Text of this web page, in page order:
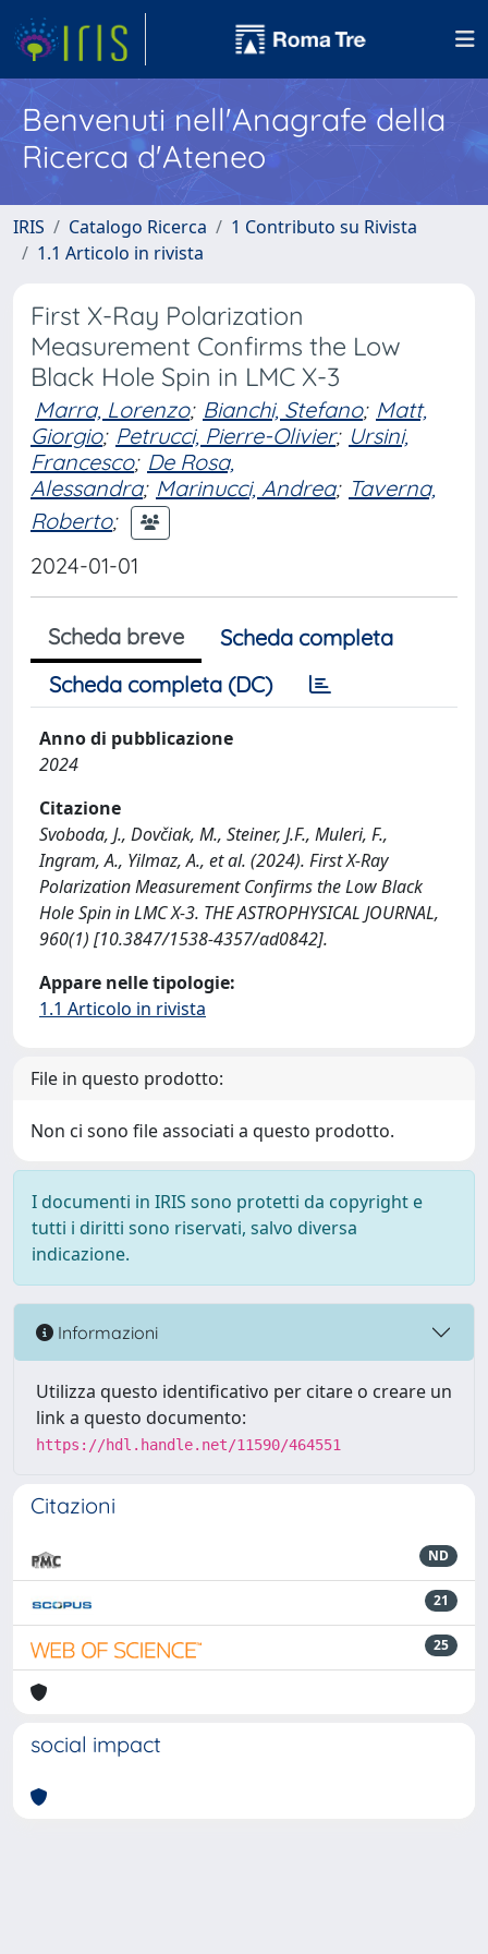
Benvenuti nell'Anagrafe della
Ricerca d'Ateneo
IRIS Catalogo Ricerca
1 Contributo su Rivista
1.1 Articolo in rivista
First X-Ray Polarization
Measurement Confirms the Low
Black Hole Spin in LMC X-3
Marra, Lorenzo; Bianchi, Stefano; Matt,
Giorgio; Petrucci, Pierre-Olivier; Ursini,
Francesco; De Rosa,
Alessandra; Marinucci, Andrea; Taverna,
Roberto;
2024-01-01
Scheda breve
Scheda completa
Scheda completa (DC)
Anno di pubblicazione
2024
Citazione
Svoboda, J., Dovčiak, M., Steiner, J.F., Muleri, F.,
Ingram, A., Yilmaz, A., et al. (2024). First X-Ray
Polarization Measurement Confirms the Low Black
Hole Spin in LMC X-3. THE ASTROPHYSICAL JOURNAL,
960(1) [10.3847/1538-4357/ad0842].
Appare nelle tipologie:
1.1 Articolo in rivista
File in questo prodotto:
Non ci sono file associati a questo prodotto.
I documenti in IRIS sono protetti da copyright e
tutti i diritti sono riservati, salvo diversa
indicazione.
Informazioni
Utilizza questo identificativo per citare o creare un
link a questo documento:
https://hdl.handle.net/11590/464551
Citazioni
ND
21
25
social impact